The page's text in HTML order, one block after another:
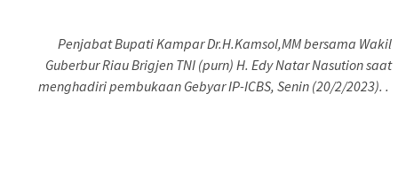
Penjabat Bupati Kampar Dr.H.Kamsol,MM bersama Wakil
Guberbur Riau Brigjen TNI (purn) H. Edy Natar Nasution saat
menghadiri pembukaan Gebyar IP-ICBS, Senin (20/2/2023). .